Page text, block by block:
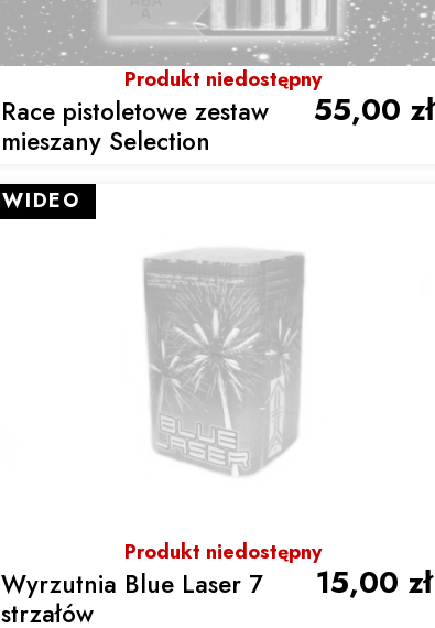
Produkt niedostępny
Race pistoletowe zestaw
mieszany Selection
55,00 zł
Produkt niedostępny
Wyrzutnia Blue Laser 7
strzałów
15,00 zł
WIDEO